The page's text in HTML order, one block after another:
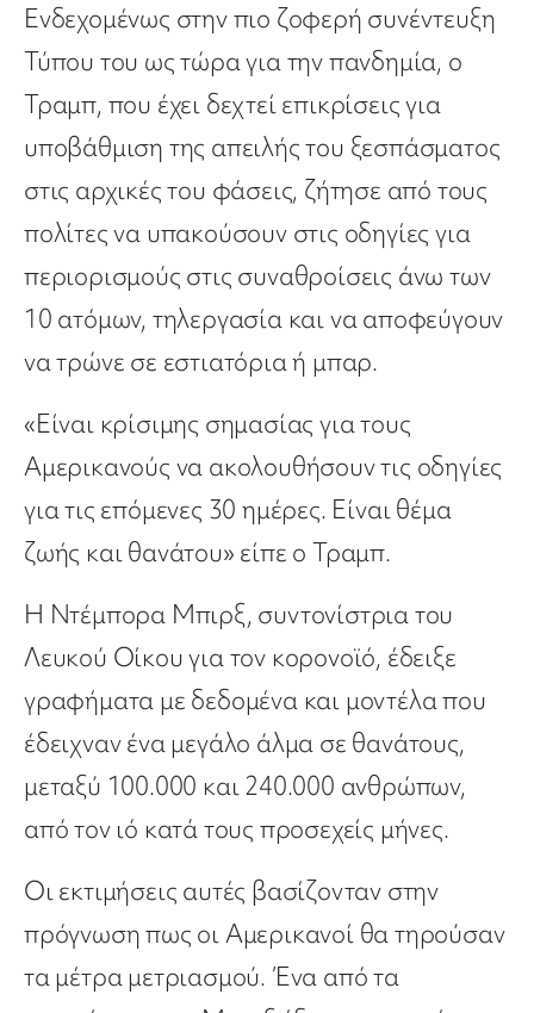
Ενδεχομένως στην πιο ζοφερή συνέντευξη
Τύπου του ως τώρα για την πανδημία, ο
Τραμπ, που έχει δεχτεί επικρίσεις για
υποβάθμιση της απειλής του ξεσπάσματος
στις αρχικές του φάσεις, ζήτησε από τους
πολίτες να υπακούσουν στις οδηγίες για
περιορισμούς στις συναθροίσεις άνω των
10 ατόμων, τηλεργασία και να αποφεύγουν
να τρώνε σε εστιατόρια ή μπαρ.
«Είναι κρίσιμης σημασίας για τους
Αμερικανούς να ακολουθήσουν τις οδηγίες
για τις επόμενες 30 ημέρες. Είναι θέμα
ζωής και θανάτου» είπε ο Τραμπ.
H Ντέμπορα Μπιρξ, συντονίστρια του
Λευκού Οίκου για τον κορονοϊό, έδειξε
γραφήματα με δεδομένα και μοντέλα που
έδειχναν ένα μεγάλο άλμα σε θανάτους,
μεταξύ 100.000 και 240.000 ανθρώπων,
από τον ιό κατά τους προσεχείς μήνες.
Οι εκτιμήσεις αυτές βασίζονταν στην
πρόγνωση πως οι Αμερικανοί θα τηρούσαν
τα μέτρα μετριασμού. Ένα από τα